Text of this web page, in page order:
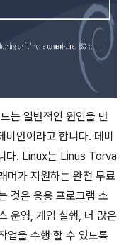
는 일반적인 원인을 만
안이라고 합니다. 데비
다. Linux는 Linus Torva
머가 지원하는 완전 무료
것은 응용 프로그램 소
운영, 게임 실행, 더 많은
업을 수행 할 수 있도록